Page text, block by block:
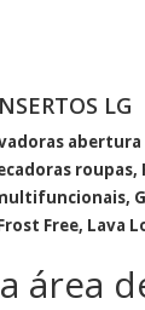
LG
roupas,
Free, Lava
área